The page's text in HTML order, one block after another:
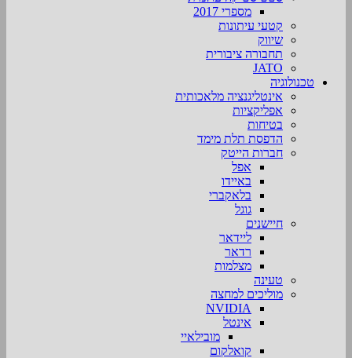
מספרי 2017
קטעי עיתונות
שיווק
תחבורה ציבורית
JATO
טכנולוגיה
אינטליגנציה מלאכותית
אפליקציות
בטיחות
הדפסת תלת מימד
חברות הייטק
אפל
באיידו
בלאקברי
גוגל
חיישנים
ליידאר
רדאר
מצלמות
טעינה
מוליכים למחצה
NVIDIA
אינטל
מובילאיי
קואלקום